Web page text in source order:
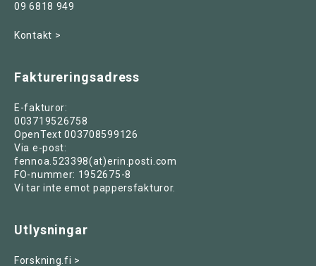
09 6818 949
Kontakt >
Faktureringsadress
E-fakturor:
003719526758
OpenText 003708599126
Via e-post:
fennoa.523398(at)erin.posti.com
FO-nummer: 1952675-8
Vi tar inte emot pappersfakturor.
Utlysningar
Forskning.fi >